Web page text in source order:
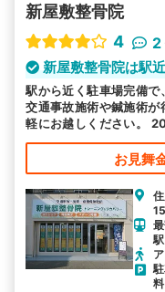
新屋敷整骨院
4
2
新屋敷整骨院は駅
駅から近く駐車場完備で
交通事故施術や鍼施術
軽にお越しください。
も来院しやすい環境で
お見舞
15
料